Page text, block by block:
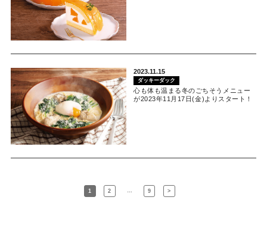
2023.11.15
ダッキーダック
心も体も温まる冬のごちそうメニュー
が2023年11月17日(金)よりスタート！
1 2 … 9 >